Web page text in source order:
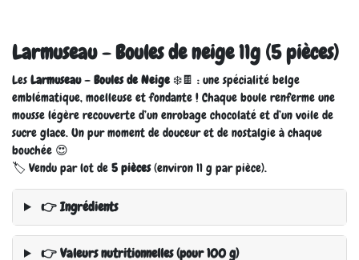
Larmuseau - Boules de neige 11g (5 pièces)
Les Larmuseau – Boules de Neige❄️🍫 : une spécialité belge
emblématique, moelleuse et fondante ! Chaque boule renferme une
mousse légère recouverte d’un enrobage chocolaté et d’un voile de
sucre glace. Un pur moment de douceur et de nostalgie à chaque
bouchée 😍
🏷️ Vendu par lot de 5 pièces(environ 11 g par pièce).
👉 Ingrédients
👉 Valeurs nutritionnelles (pour 100 g)